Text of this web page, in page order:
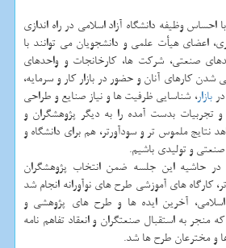
احساس وظیفه دانشگاه آزاد اسلامی در راه اندازی
اعضای هیأت علمی و دانشجویان می توانند با
صنعتی، شركت ها، كارخانجات و واحدهای
شدن كارهای آنان و حضور در بازار كار و سرمایه،
دربازار، شناسایی ظرفیت ها و نیاز صنایع و طراحی
و تجربیات بدست آمده را به دیگر پژوهشگران و
نتایج ملموس تر و سودآورتر، هم برای دانشگاه و
و تولیدی باشیم.
در حاشیه این جلسه ضمن انتخاب پژوهشگران
كارگاه های آموزشی طرح های نوآورانه انجام شد
اسلامی، آخرین ایده ها و طرح های پژوهشی و
منجر به استقبال صنعتگران و انعقاد تفاهم نامه
و مخترعان طرح ها شد.